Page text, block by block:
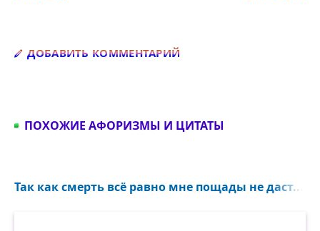
ДОБАВИТЬ КОММЕНТАРИЙ
ПОХОЖИЕ АФОРИЗМЫ И ЦИТАТЫ
Так как смерть всё равно мне пощады не даст...